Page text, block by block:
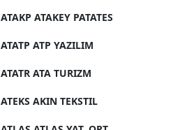
ATAKP ATAKEY PATATES
ATATP ATP YAZILIM
ATATR ATA TURIZM
ATEKS AKIN TEKSTIL